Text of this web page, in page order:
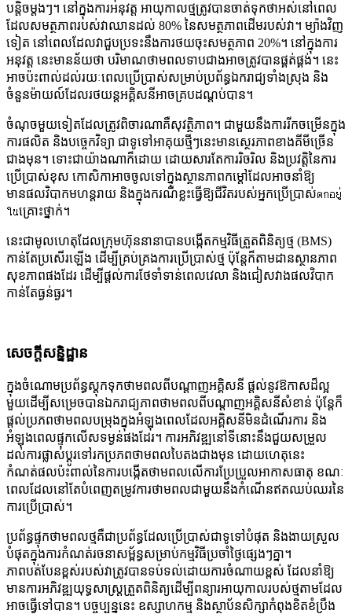
បន្តិចម្តងៗ។ នៅក្នុងការអនុវត្ត អាយុកាលថ្មត្រូវបានចាត់ទុកថាអស់នៅពេល
ដែលសមត្ថភាពរបស់វាឈានដល់ 80% នៃសមត្ថភាពដើមរបស់វា។ ម្យ៉ាងវិញ
ទៀត នៅពេលដែលវាជួបប្រទះនឹងការថយចុះសមត្ថភាព 20%។ នៅក្នុងការ
អនុវត្ត នេះមានន័យថា បរិមាណថាមពលទាបជាងអាចត្រូវបានផ្គត់ផ្គង់។ នេះ
អាចប៉ះពាល់ដល់រយៈពេលប្រើប្រាស់សម្រាប់ប្រព័ន្ធឯករាជ្យទាំងស្រុង និង
ចំនួនម៉ាយល៍ដែលរថយន្តអគ្គិសនីអាចគ្របដណ្តប់បាន។
ចំណុចមួយទៀតដែលត្រូវពិចារណាគឺសុវត្ថិភាព។ ជាមួយនឹងការរីកចម្រើនក្នុង
ការផលិត និងបច្ចេកវិទ្យា ជាទូទៅអាគុយថ្មីៗនេះមានស្ថេរភាពខាងគីមីច្រើន
ជាងមុន។ ទោះជាយ៉ាងណាក៏ដោយ ដោយសារតែការរិចរិល និងប្រវត្តិនៃការ
ប្រើប្រាស់ខុស កោសិកាអាចចូលទៅក្នុងស្ថានភាពកម្ដៅដែលអាចនាំឱ្យ
មានផលវិបាកមហន្តរាយ និងក្នុងករណីខ្លះធ្វើឱ្យជីវិតរបស់អ្នកប្រើប្រាស់ตกอยู่
ในគ្រោះថ្នាក់។
នេះជាមូលហេតុដែលក្រុមហ៊ុននានាបានបង្កើតកម្មវិធីត្រួតពិនិត្យថ្ម (BMS)
កាន់តែប្រសើរឡើង ដើម្បីគ្រប់គ្រងការប្រើប្រាស់ថ្ម ប៉ុន្តែក៏តាមដានស្ថានភាព
សុខភាពផងដែរ ដើម្បីផ្តល់ការថែទាំទាន់ពេលវេលា និងជៀសវាងផលវិបាក
កាន់តែធ្ងន់ធ្ងរ។
សេចក្តីសន្និដ្ឋាន
ក្នុងចំណោមប្រព័ន្ធស្តុកទុកថាមពលពីបណ្តាញអគ្គិសនី ផ្តល់នូវឱកាសដ៏ល្អ
មួយដើម្បីសម្រេចបានឯករាជ្យភាពថាមពលពីបណ្តាញអគ្គិសនីសំខាន់ ប៉ុន្តែក៏
ផ្តល់ប្រភពថាមពលបម្រុងក្នុងអំឡុងពេលដែលអគ្គិសនីមិនដំណើរការ និង
អំឡុងពេលផ្ទុកលើសទម្ងន់ផងដែរ។ ការអភិវឌ្ឍនៅទីនោះនឹងជួយសម្រួល
ដល់ការផ្លាស់ប្តូរទៅរកប្រភពថាមពលបៃតងជាងមុន ដោយហេតុនេះ
កំណត់ផលប៉ះពាល់នៃការបង្កើតថាមពលលើការប្រែប្រួលអាកាសធាតុ ខណៈ
ពេលដែលនៅតែបំពេញតម្រូវការថាមពលជាមួយនឹងកំណើនឥតឈប់ឈរនៃ
ការប្រើប្រាស់។
ប្រព័ន្ធផ្ទុកថាមពលថ្មគឺជាប្រព័ន្ធដែលប្រើប្រាស់ជាទូទៅបំផុត និងងាយស្រួល
បំផុតក្នុងការកំណត់រចនាសម្ព័ន្ធសម្រាប់កម្មវិធីប្រចាំថ្ងៃផ្សេងៗគ្នា។
ភាពបត់បែនខ្ពស់របស់វាត្រូវបានទប់ទល់ដោយការចំណាយខ្ពស់ ដែលនាំឱ្យ
មានការអភិវឌ្ឍយុទ្ធសាស្ត្រត្រួតពិនិត្យដើម្បីពន្យារអាយុកាលរបស់ថ្មតាមដែល
អាចធ្វើទៅបាន។ បច្ចុប្បន្ននេះ ឧស្សាហកម្ម និងស្ថាប័នសិក្សាកំពុងខិតខំប្រឹង